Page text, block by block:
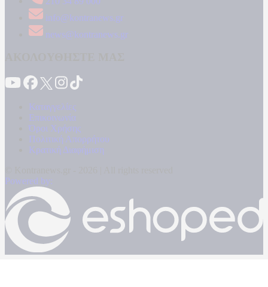
info@kontranews.gr
news@kontranews.gr
Καταγγελίες
Επικοινωνία
Όροι Χρήσης
Πολιτική Απορρήτου
Κρατική Διαφήμιση
Powered by: